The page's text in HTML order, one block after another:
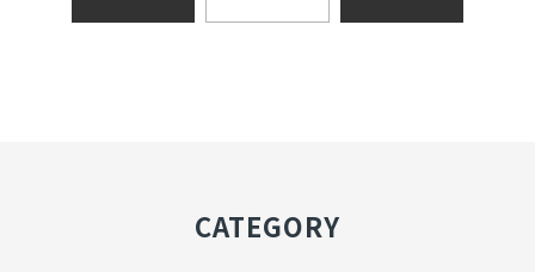
CATEGORY